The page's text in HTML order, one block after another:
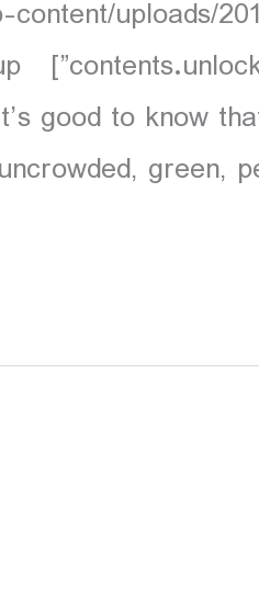
uploads/
up
good to know
green,